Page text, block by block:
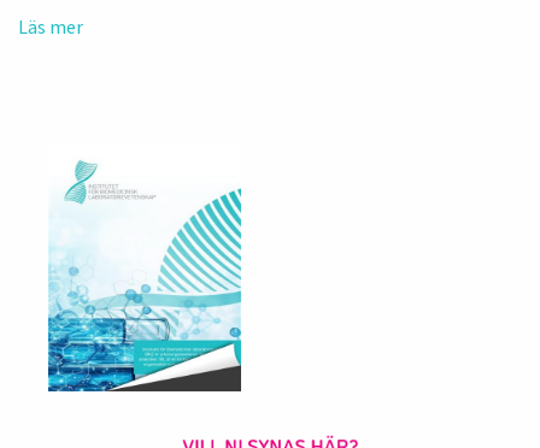
Läs mer